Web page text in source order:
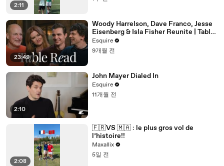
2:11
23:49
Woody Harrelson, Dave Franco, Jesse
Eisenberg & Isla Fisher Reunite | Table
Read | Esquire
Esquire
9개월 전
2:10
John Mayer Dialed In
Esquire
11개월 전
2:08
🇫🇷VS 🇲🇦 : le plus gros vol de
l’histoire!!
Maxallix
5일 전